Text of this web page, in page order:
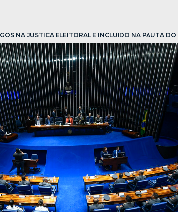
NA JUSTIÇA ELEITORAL É INCLUÍDO NA PAUTA